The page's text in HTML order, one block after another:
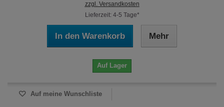
zzgl. Versandkosten
Lieferzeit: 4-5 Tage*
In den Warenkorb Mehr
Auf Lager
Auf meine Wunschliste